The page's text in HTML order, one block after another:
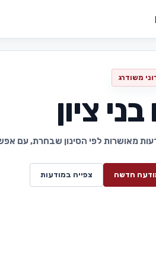
משודרג
ציון
מאושרות לפי הסינון שבחרת, עם
חדשה צפייה במודעות